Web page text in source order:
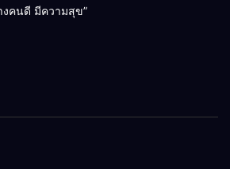
คนดี มีความสุข”